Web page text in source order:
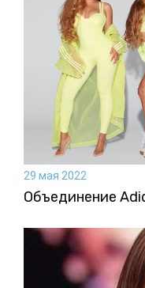
29 мая 2022
Объединение